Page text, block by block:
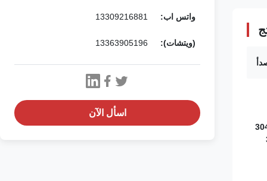
201 / 202 / 301 /
واتس اب: 13309216881
(ويتشات): 13363905196
اسأل الآن